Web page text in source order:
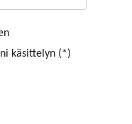
käsittelyn (*)